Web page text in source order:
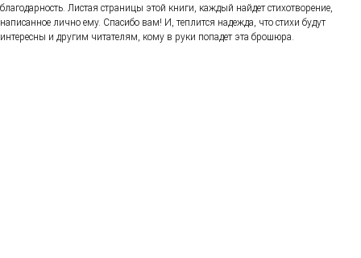
благодарность. Листая страницы этой книги, каждый найдет стихотворение,
написанное лично ему. Спасибо вам! И, теплится надежда, что стихи будут
интересны и другим читателям, кому в руки попадет эта брошюра.